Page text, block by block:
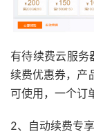
有待续费云服务
续费优惠券，产
可使用，一个订
2、自动续费专